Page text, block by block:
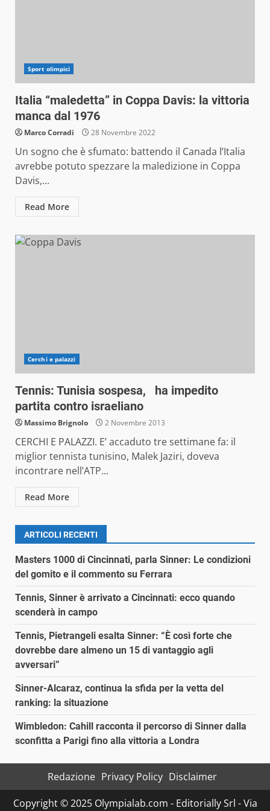
Sport olimpici
Italia “maledetta” in Coppa Davis: la vittoria
manca dal 1976
Marco Corradi 28 Novembre 2022
Un sogno che è sfumato: battendo il Canada l’Italia
avrebbe potuto spezzare la maledizione in Coppa
Davis,...
Read More
Cerchi e palazzi
Tennis: Tunisia sospesa, ha impedito
partita contro israeliano
Massimo Brignolo 2 Novembre 2013
CERCHI E PALAZZI. E’ accaduto tre settimane fa: il
miglior tennista tunisino, Malek Jaziri, doveva
incontrare nell’ATP...
Read More
ARTICOLI RECENTI
Masters 1000 di Cincinnati, parla Sinner: Le condizioni
del gomito e il commento su Ferrara
Tennis, Sinner è arrivato a Cincinnati: ecco quando
scenderà in campo
Tennis, Pietrangeli esalta Sinner: “È così forte che
dovrebbe dare almeno un 15 di vantaggio agli
avversari”
Sinner-Alcaraz, continua la sfida per la vetta del
ranking: la situazione
Wimbledon: Cahill racconta il percorso di Sinner dalla
sconfitta a Parigi fino alla vittoria a Londra
Redazione Privacy Policy Disclaimer
Copyright © 2025 Olympialab.com - Editorially Srl - Via